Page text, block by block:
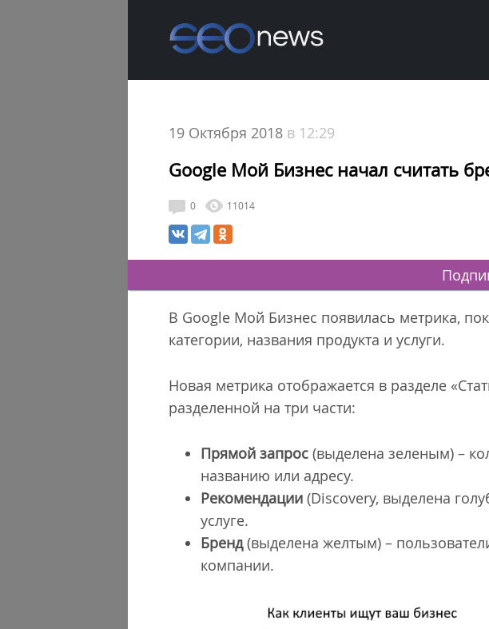
19 Октября 2018 в 12:29
Google Мой Бизнес начал считать
0 11014
В Google Мой Бизнес появилась метрика,
категории, названия продукта и услуги.
Новая метрика отображается в разделе
разделенной на три части:
Прямой запрос (выделена зеленым) –
названию или адресу.
Рекомендации (Discovery, выделена
услуге.
Бренд(выделена желтым) –
компании.